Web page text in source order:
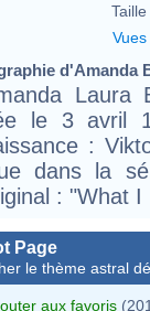
Taille
Vues
d'Amanda
Laura
le 3 avril
:
dans la
: "What
Page
le thème astral
aux favoris